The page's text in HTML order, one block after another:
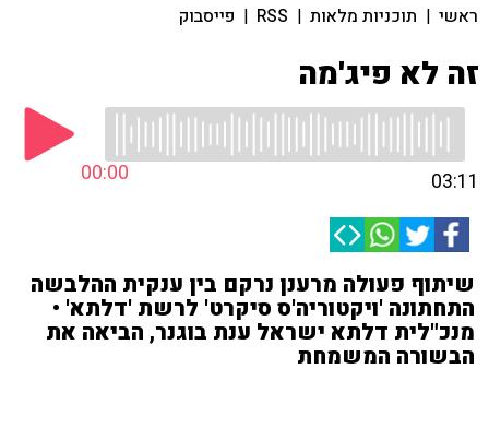
ראשי | תוכניות מלאות |
RSS
| פייסבוק
זה לא פיג'מה
00:00 03:11
שיתוף פעולה מרענן נרקם בין ענקית ההלבשה
התחתונה 'ויקטוריה'ס סיקרט' לרשת 'דלתא' •
מנכ"לית דלתא ישראל ענת בוגנר, הביאה את
הבשורה המשמחת